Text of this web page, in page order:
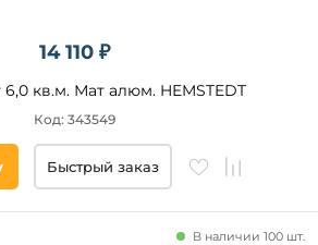
14 110 ₽
6,0 кв.м. Мат алюм. HEMSTEDT
Код: 343549
Быстрый заказ
В наличии 100 шт.